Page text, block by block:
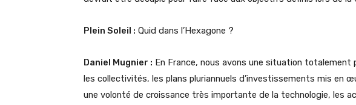
Plein Soleil : Quid dans l’Hexagone ?
Daniel Mugnier : En France, nous avons une situation totalement
les collectivités, les plans pluriannuels d’investissements mis en
une volonté de croissance très importante de la technologie, les